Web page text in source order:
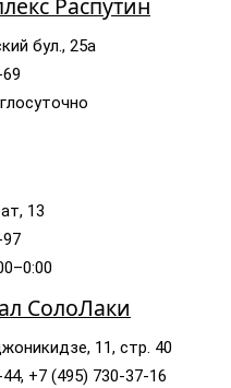
Распутин
бул., 25а
13
СолоЛаки
11, стр. 40
+7 (495) 730-37-16